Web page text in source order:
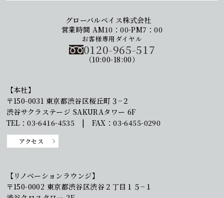
グローバルベイス株式会社
営業時間 AM10：00-PM7：00
お客様専用ダイヤル
0120-965-517
（10:00-18:00）
【本社】
〒150-0031 東京都渋谷区桜丘町３−２
渋谷サクラステージ SAKURAタワー 6F
TEL：03-6416-4535 | FAX：03-6455-0290
アクセス
【リノベーションラウンジ】
〒150-0002 東京都渋谷区渋谷２丁目１５−１